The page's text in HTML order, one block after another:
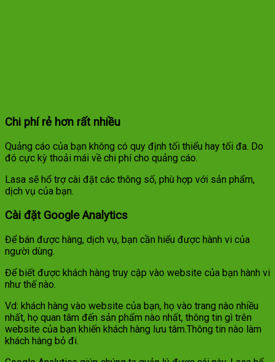
Chi phí rẻ hơn rất nhiều
Quảng cáo của bạn không có quy định tối thiểu hay tối đa. Do
đó cực kỳ thoải mái về chi phí cho quảng cáo.
Lasa sẽ hổ trợ cài đặt các thông số, phù hợp với sản phẩm,
dịch vụ của bạn.
Cài đặt Google Analytics
Để bán được hàng, dịch vụ, bạn cần hiểu được hành vi của
người dùng.
Để biết được khách hàng truy cập vào website của bạn hành vi
như thế nào.
Vd: khách hàng vào website của bạn, họ vào trang nào nhiều
nhất, họ quan tâm đến sản phẩm nào nhất, thông tin gì trên
website của bạn khiến khách hàng lưu tâm.Thông tin nào làm
khách hàng bỏ đi.